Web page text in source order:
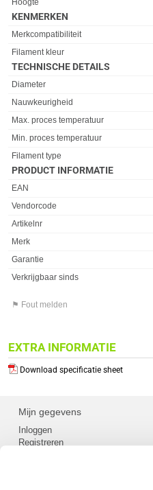
Hoogte
KENMERKEN
Eigenschap Waarde
Merkcompatibiliteit
Filament kleur
TECHNISCHE DETAILS
Eigenschap
Diameter
Nauwkeurigheid
Max. proces temperatuur
Min. proces temperatuur
Filament type
PRODUCT INFORMATIE
EAN
Vendorcode
Artikelnr
Merk
Garantie
Verkrijgbaar sinds
⚑ Fout melden
EXTRA INFORMATIE
Download specificatie sheet
Mijn gegevens
Inloggen
Registreren